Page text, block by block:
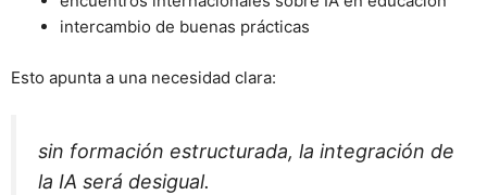
intercambio de buenas prácticas
Esto apunta a una necesidad clara:
sin formación estructurada, la integración de
la IA será desigual.